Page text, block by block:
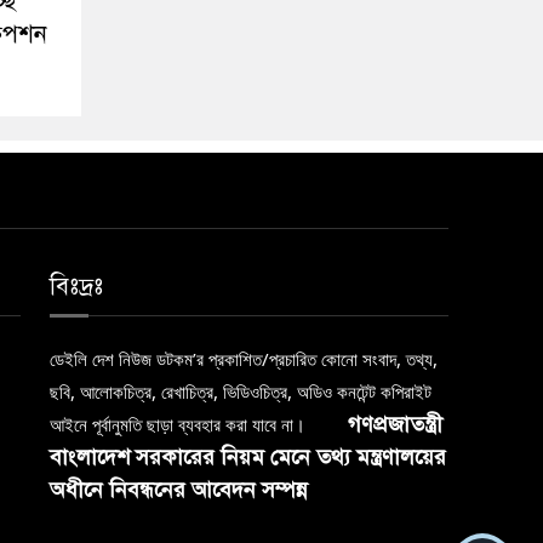
বিঃদ্রঃ
ডেইলি দেশ নিউজ ডটকম’র প্রকাশিত/প্রচারিত কোনো সংবাদ, তথ্য,
ছবি, আলোকচিত্র, রেখাচিত্র, ভিডিওচিত্র, অডিও কনটেন্ট কপিরাইট
আইনে পূর্বানুমতি ছাড়া ব্যবহার করা যাবে না।
গণপ্রজাতন্ত্রী
বাংলাদেশ সরকারের নিয়ম মেনে তথ্য মন্ত্রণালয়ের
অধীনে নিবন্ধনের আবেদন সম্পন্ন